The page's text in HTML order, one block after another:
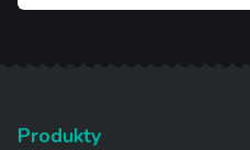
Produkty